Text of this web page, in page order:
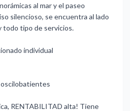
al mar y el paseo
silencioso, se encuentra al lado
todo tipo de servicios.
individual
RENTABILITAD alta! Tiene